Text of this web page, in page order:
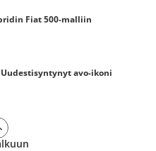
Fiat 500-malliin
Uudestisyntynyt avo-ikoni